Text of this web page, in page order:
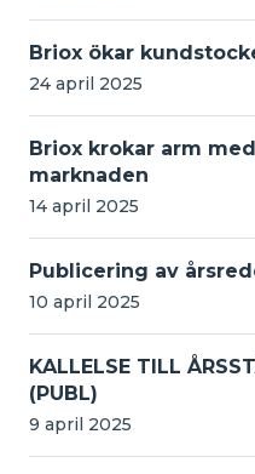
Briox ökar
24 april 2025
Briox krokar arm
marknaden
14 april 2025
Publicering av
10 april 2025
KALLELSE TILL
(PUBL)
9 april 2025